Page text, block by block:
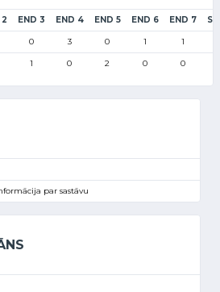
2 END 3 END 4 END 5 END 6 END 7
0 3 0 1 1
1 0 2 0 0
par sastāvu